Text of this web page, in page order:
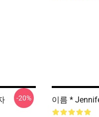
-20% 이름 *